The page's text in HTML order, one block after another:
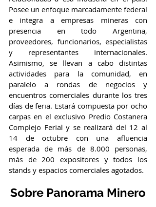
Posee un enfoque marcadamente federal
e integra a empresas mineras con
presencia en todo Argentina,
proveedores, funcionarios, especialistas
y representantes internacionales.
Asimismo, se llevan a cabo distintas
actividades para la comunidad, en
paralelo a rondas de negocios y
encuentros comerciales durante los tres
días de feria. Estará compuesta por ocho
carpas en el exclusivo Predio Costanera
Complejo Ferial y se realizará del 12 al
14 de octubre con una afluencia
esperada de más de 8.000 personas,
más de 200 expositores y todos los
stands y espacios comerciales agotados.
Sobre Panorama Minero